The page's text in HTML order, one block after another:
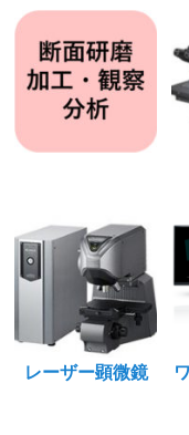
レーザー顕微鏡